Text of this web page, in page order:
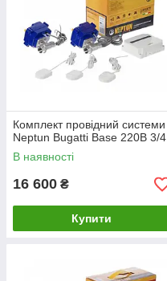
Комплект провідний системи
Neptun Bugatti Base 220B 3/4
В наявності
16 600 ₴
Купити